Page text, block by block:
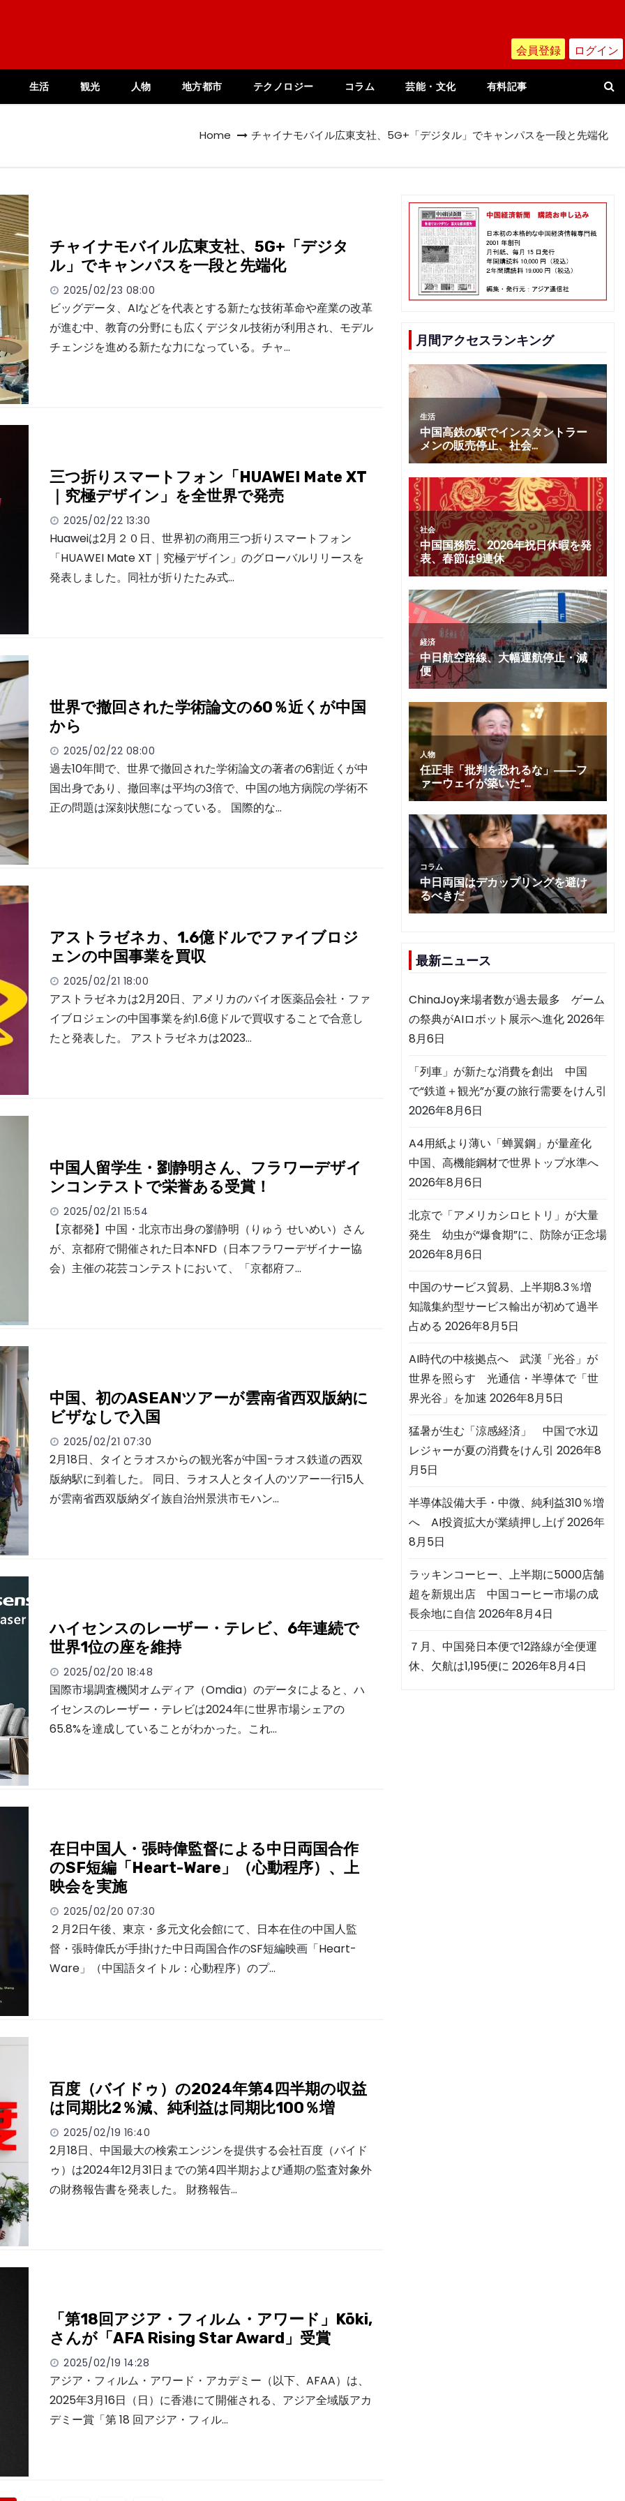
会員登録 ログイン
生活 観光 人物 地方都市 テクノロジー コラム 芸能・文化 有料記事
Home チャイナモバイル広東支社、5G+「デジタル」でキャンパスを一段と先端化
チャイナモバイル広東支社、5G+「デジタ
ル」でキャンパスを一段と先端化
2025/02/23 08:00
ビッグデータ、AIなどを代表とする新たな技術革命や産業の改革
が進む中、教育の分野にも広くデジタル技術が利用され、モデル
チェンジを進める新たな力になっている。チャ…
三つ折りスマートフォン「HUAWEI Mate XT
｜究極デザイン」を全世界で発売
2025/02/22 13:30
Huaweiは2月２０日、世界初の商用三つ折りスマートフォン
「HUAWEI Mate XT｜究極デザイン」のグローバルリリースを
発表しました。同社が折りたたみ式…
世界で撤回された学術論文の60％近くが中国
から
2025/02/22 08:00
過去10年間で、世界で撤回された学術論文の著者の6割近くが中
国出身であり、撤回率は平均の3倍で、中国の地方病院の学術不
正の問題は深刻状態になっている。 国際的な…
アストラゼネカ、1.6億ドルでファイブロジ
ェンの中国事業を買収
2025/02/21 18:00
アストラゼネカは2月20日、アメリカのバイオ医薬品会社・ファ
イブロジェンの中国事業を約1.6億ドルで買収することで合意し
たと発表した。 アストラゼネカは2023…
中国人留学生・劉静明さん、フラワーデザイ
ンコンテストで栄誉ある受賞！
2025/02/21 15:54
【京都発】中国・北京市出身の劉静明（りゅう せいめい）さん
が、京都府で開催された日本NFD（日本フラワーデザイナー協
会）主催の花芸コンテストにおいて、「京都府フ…
中国、初のASEANツアーが雲南省西双版納に
ビザなしで入国
2025/02/21 07:30
2月18日、タイとラオスからの観光客が中国-ラオス鉄道の西双
版納駅に到着した。 同日、ラオス人とタイ人のツアー一行15人
が雲南省西双版納ダイ族自治州景洪市モハン…
ハイセンスのレーザー・テレビ、6年連続で
世界1位の座を維持
2025/02/20 18:48
国際市場調査機関オムディア（Omdia）のデータによると、ハ
イセンスのレーザー・テレビは2024年に世界市場シェアの
65.8%を達成していることがわかった。これ…
在日中国人・張時偉監督による中日両国合作
のSF短編「Heart-Ware」（心動程序）、上
映会を実施
2025/02/20 07:30
２月2日午後、東京・多元文化会館にて、日本在住の中国人監
督・張時偉氏が手掛けた中日両国合作のSF短編映画「Heart-
Ware」（中国語タイトル：心動程序）のプ…
百度（バイドゥ）の2024年第4四半期の収益
は同期比2％減、純利益は同期比100％増
2025/02/19 16:40
2月18日、中国最大の検索エンジンを提供する会社百度（バイド
ゥ）は2024年12月31日までの第4四半期および通期の監査対象外
の財務報告書を発表した。 財務報告…
「第18回アジア・フィルム・アワード」Kōki,
さんが「AFA Rising Star Award」受賞
2025/02/19 14:28
アジア・フィルム・アワード・アカデミー（以下、AFAA）は、
2025年3月16日（日）に香港にて開催される、アジア全域版アカ
デミー賞「第 18 回アジア・フィル…
月間アクセスランキング
最新ニュース
ChinaJoy来場者数が過去最多 ゲーム
の祭典がAIロボット展示へ進化2026年
8月6日
「列車」が新たな消費を創出 中国
で“鉄道＋観光”が夏の旅行需要をけん引
2026年8月6日
A4用紙より薄い「蝉翼鋼」が量産化
中国、高機能鋼材で世界トップ水準へ
2026年8月6日
北京で「アメリカシロヒトリ」が大量
発生 幼虫が“爆食期”に、防除が正念場
2026年8月6日
中国のサービス貿易、上半期8.3％増
知識集約型サービス輸出が初めて過半
占める 2026年8月5日
AI時代の中核拠点へ 武漢「光谷」が
世界を照らす 光通信・半導体で「世
界光谷」を加速 2026年8月5日
猛暑が生む「涼感経済」 中国で水辺
レジャーが夏の消費をけん引 2026年8
月5日
半導体設備大手・中微、純利益310％増
へ AI投資拡大が業績押し上げ2026年
8月5日
ラッキンコーヒー、上半期に5000店舗
超を新規出店 中国コーヒー市場の成
長余地に自信2026年8月4日
７月、中国発日本便で12路線が全便運
休、欠航は1,195便に 2026年8月4日